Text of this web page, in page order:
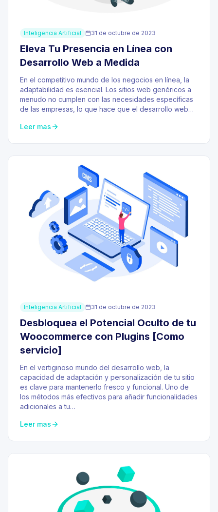
Inteligencia Artificial 31 de octubre de 2023
Eleva Tu Presencia en Línea con
Desarrollo Web a Medida
En el competitivo mundo de los negocios en línea, la
adaptabilidad es esencial. Los sitios web genéricos a
menudo no cumplen con las necesidades específicas
de las empresas, lo que hace que el desarrollo web…
Leer mas
Inteligencia Artificial 31 de octubre de 2023
Desbloquea el Potencial Oculto de tu
Woocommerce con Plugins [Como
servicio]
En el vertiginoso mundo del desarrollo web, la
capacidad de adaptación y personalización de tu sitio
es clave para mantenerlo fresco y funcional. Uno de
los métodos más efectivos para añadir funcionalidades
adicionales a tu…
Leer mas